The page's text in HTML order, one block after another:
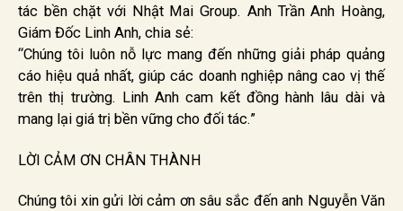
tác bền chặt với Nhật Mai Group. Anh Trần Anh Hoàng,
Giám Đốc Linh Anh, chia sẻ:
“Chúng tôi luôn nỗ lực mang đến những giải pháp quảng
cáo hiệu quả nhất, giúp các doanh nghiệp nâng cao vị thế
trên thị trường. Linh Anh cam kết đồng hành lâu dài và
mang lại giá trị bền vững cho đối tác.”
LỜI CẢM ƠN CHÂN THÀNH
Chúng tôi xin gửi lời cảm ơn sâu sắc đến anh Nguyễn Văn